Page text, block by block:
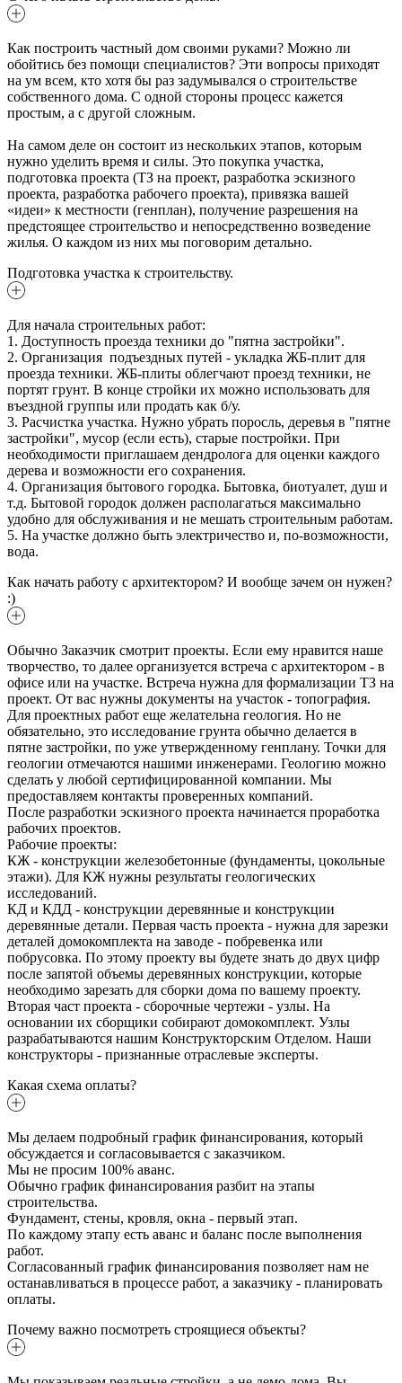
Как построить частный дом своими руками? Можно ли
обойтись без помощи специалистов? Эти вопросы приходят
на ум всем, кто хотя бы раз задумывался о строительстве
собственного дома. С одной стороны процесс кажется
простым, а с другой сложным.
На самом деле он состоит из нескольких этапов, которым
нужно уделить время и силы. Это покупка участка,
подготовка проекта (ТЗ на проект, разработка эскизного
проекта, разработка рабочего проекта), привязка вашей
«идеи» к местности (генплан), получение разрешения на
предстоящее строительство и непосредственно возведение
жилья. О каждом из них мы поговорим детально.
Подготовка участка к строительству.
Для начала строительных работ:
1. Доступность проезда техники до "пятна застройки".
2. Организация подъездных путей - укладка ЖБ-плит для
проезда техники. ЖБ-плиты облегчают проезд техники, не
портят грунт. В конце стройки их можно использовать для
въездной группы или продать как б/у.
3. Расчистка участка. Нужно убрать поросль, деревья в "пятне
застройки", мусор (если есть), старые постройки. При
необходимости приглашаем дендролога для оценки каждого
дерева и возможности его сохранения.
4. Организация бытового городка. Бытовка, биотуалет, душ и
т.д. Бытовой городок должен располагаться максимально
удобно для обслуживания и не мешать строительным работам.
5. На участке должно быть электричество и, по-возможности,
вода.
Как начать работу с архитектором? И вообще зачем он нужен?
:)
Обычно Заказчик смотрит проекты. Если ему нравится наше
творчество, то далее организуется встреча с архитектором - в
офисе или на участке. Встреча нужна для формализации ТЗ на
проект. От вас нужны документы на участок - топография.
Для проектных работ еще желательна геология. Но не
обязательно, это исследование грунта обычно делается в
пятне застройки, по уже утвержденному генплану. Точки для
геологии отмечаются нашими инженерами. Геологию можно
сделать у любой сертифицированной компании. Мы
предоставляем контакты проверенных компаний.
После разработки эскизного проекта начинается проработка
рабочих проектов.
Рабочие проекты:
КЖ - конструкции железобетонные (фундаменты, цокольные
этажи). Для КЖ нужны результаты геологических
исследований.
КД и КДД - конструкции деревянные и конструкции
деревянные детали. Первая часть проекта - нужна для зарезки
деталей домокомплекта на заводе - побревенка или
побрусовка. По этому проекту вы будете знать до двух цифр
после запятой объемы деревянных конструкции, которые
необходимо зарезать для сборки дома по вашему проекту.
Вторая част проекта - сборочные чертежи - узлы. На
основании их сборщики собирают домокомплект. Узлы
разрабатываются нашим Конструкторским Отделом. Наши
конструкторы - признанные отраслевые эксперты.
Какая схема оплаты?
Мы делаем подробный график финансирования, который
обсуждается и согласовывается с заказчиком.
Мы не просим 100% аванс.
Обычно график финансирования разбит на этапы
строительства.
Фундамент, стены, кровля, окна - первый этап.
По каждому этапу есть аванс и баланс после выполнения
работ.
Согласованный график финансирования позволяет нам не
останавливаться в процессе работ, а заказчику - планировать
оплаты.
Почему важно посмотреть строящиеся объекты?